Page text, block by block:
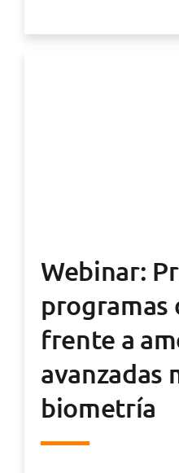
Webinar:
programas
frente a
avanzadas
biometría